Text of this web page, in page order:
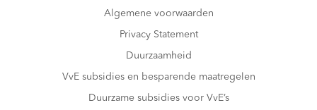
Algemene voorwaarden
Privacy Statement
Duurzaamheid
VvE subsidies en besparende maatregelen
Duurzame subsidies voor VvE’s